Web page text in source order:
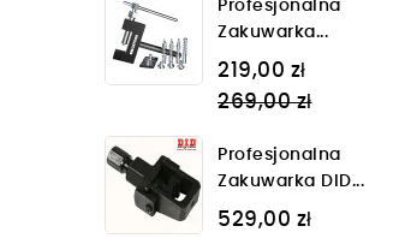
Profesjonalna
Zakuwarka...
219,00 złRegular
price
269,00 zł
Profesjonalna
Zakuwarka DID...
529,00 złRegular